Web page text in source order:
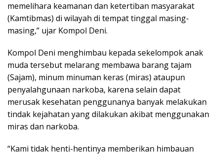
memelihara keamanan dan ketertiban masyarakat
(Kamtibmas) di wilayah di tempat tinggal masing-
masing,” ujar Kompol Deni.
Kompol Deni menghimbau kepada sekelompok anak
muda tersebut melarang membawa barang tajam
(Sajam), minum minuman keras (miras) ataupun
penyalahgunaan narkoba, karena selain dapat
merusak kesehatan penggunanya banyak melakukan
tindak kejahatan yang dilakukan akibat menggunakan
miras dan narkoba.
“Kami tidak henti-hentinya memberikan himbauan